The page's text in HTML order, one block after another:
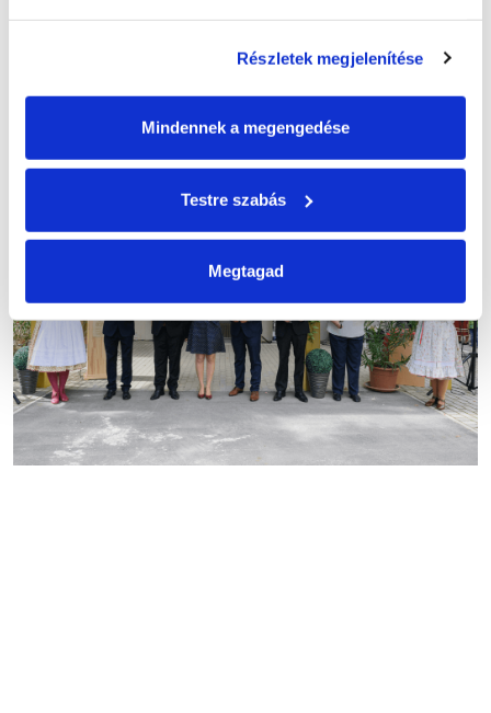
Részletek megjelenítése
Mindennek a megengedése
Testre szabás
Megtagad